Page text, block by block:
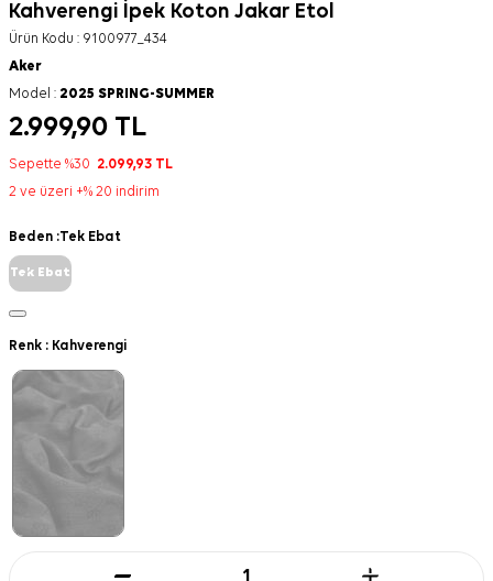
Kahverengi İpek Koton Jakar Etol
Ürün Kodu : 9100977_434
Aker
Model : 2025 SPRING-SUMMER
2.999,90 TL
Sepette %30 2.099,93 TL
2 ve üzeri +% 20 indirim
Beden :Tek Ebat
Tek Ebat
Renk : Kahverengi